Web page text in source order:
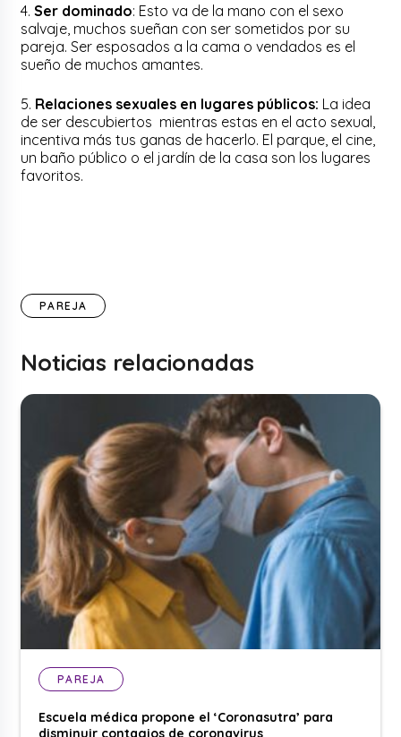
4.Ser dominado: Esto va de la mano con el sexo
salvaje, muchos sueñan con ser sometidos por su
pareja. Ser esposados a la cama o vendados es el
sueño de muchos amantes.
5. Relaciones sexuales en lugares públicos: La idea
de ser descubiertos mientras estas en el acto sexual,
incentiva más tus ganas de hacerlo. El parque, el cine,
un baño público o el jardín de la casa son los lugares
favoritos.
PAREJA
Noticias relacionadas
PAREJA
Escuela médica propone el ‘Coronasutra’ para
disminuir contagios de coronavirus